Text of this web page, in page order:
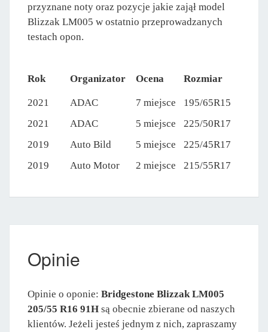
przyznane noty oraz pozycje jakie zajął model
Blizzak LM005 w ostatnio przeprowadzanych
testach opon.
Rok Organizator Ocena Rozmiar
2021 ADAC 7 miejsce
195/65R15
2021
ADAC 5 miejsce
225/50R17
2019
Auto Bild 5 miejsce
225/45R17
2019
Auto Motor 2 miejsce 215/55R17
Opinie
Opinie o oponie: Bridgestone Blizzak LM005
205/55 R16 91H są obecnie zbierane od naszych
klientów. Jeżeli jesteś jednym z nich, zapraszamy